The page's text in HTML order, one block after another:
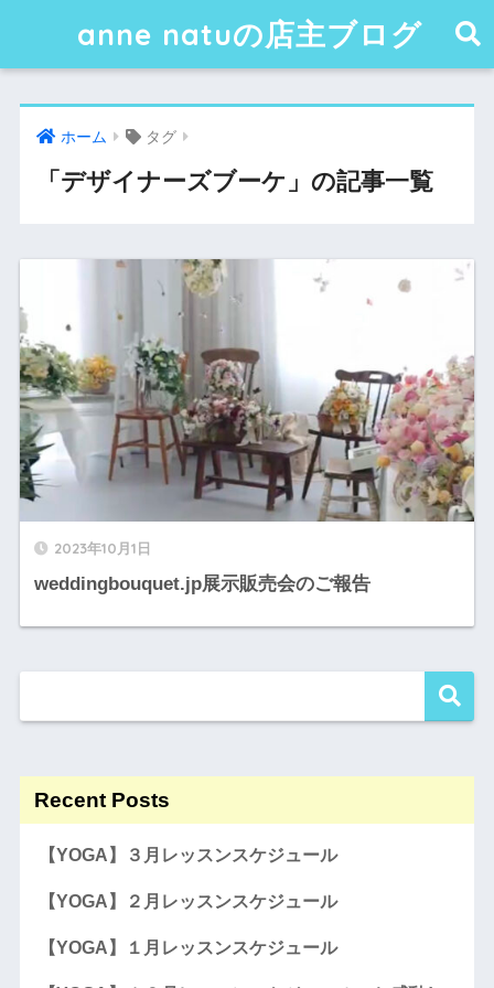
anne natuの店主ブログ
ホーム タグ
「デザイナーズブーケ」の記事一覧
2023年10月1日
weddingbouquet.jp展示販売会のご報告
Recent Posts
【YOGA】３月レッスンスケジュール
【YOGA】２月レッスンスケジュール
【YOGA】１月レッスンスケジュール